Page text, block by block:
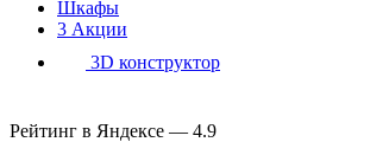
Шкафы
3 Акции
3D конструктор
Рейтинг в Яндексе — 4.9